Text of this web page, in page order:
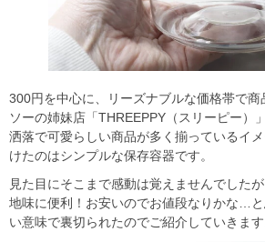
300円を中心に、リーズナブルな価格帯で商
ソーの姉妹店「THREEPPY（スリーピー）
洒落で可愛らしい商品が多く揃っているイ
けたのはシンプルな保存容器です。
見た目にそこまで感動は覚えませんでした
地味に便利！お安いのでお値段なりかな…
い意味で裏切られたのでご紹介していきます